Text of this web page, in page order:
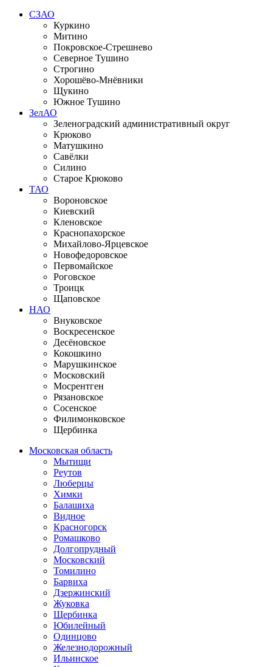
СЗАО
Куркино
Митино
Покровское-Стрешнево
Северное Тушино
Строгино
Хорошёво-Мнёвники
Щукино
Южное Тушино
ЗелАО
Зеленоградский административный округ
Крюково
Матушкино
Савёлки
Силино
Старое Крюково
ТАО
Вороновское
Киевский
Кленовское
Краснопахорское
Михайлово-Ярцевское
Новофедоровское
Первомайское
Роговское
Троицк
Щаповское
НАО
Внуковское
Воскресенское
Десёновское
Кокошкино
Марушкинское
Московский
Мосрентген
Рязановское
Сосенское
Филимонковское
Щербинка
Московская область
Мытищи
Реутов
Люберцы
Химки
Балашиха
Видное
Красногорск
Ромашково
Долгопрудный
Московский
Томилино
Барвиха
Дзержинский
Жуковка
Щербинка
Юбилейный
Одинцово
Железнодорожный
Ильинское